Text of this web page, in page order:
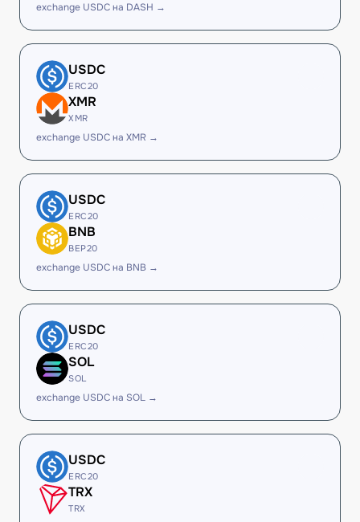
exchange USDC на DASH →
USDC
ERC20
XMR
XMR
exchange USDC на XMR →
USDC
ERC20
BNB
BEP20
exchange USDC на BNB →
USDC
ERC20
SOL
SOL
exchange USDC на SOL →
USDC
ERC20
TRX
TRX